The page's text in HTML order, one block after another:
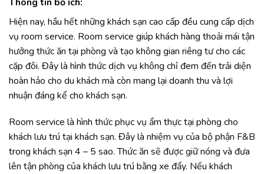
Hiện nay, hầu hết những khách sạn cao cấp đều cung cấp dịch
vụ room service. Room service giúp khách hàng thoải mái tận
hưởng thức ăn tại phòng và tạo không gian riêng tư cho các
cặp đôi. Đây là hình thức dịch vụ không chỉ đem đến trải diện
hoàn hảo cho du khách mà còn mang lại doanh thu và lợi
nhuận đáng kể cho khách sạn.
Room service là hình thức phục vụ ẩm thực tại phòng cho
khách lưu trú tại khách sạn. Đây là nhiệm vụ của bộ phận F&B
trong khách sạn 4 – 5 sao. Thức ăn sẽ được giữ nóng và đưa
lên tận phòng của khách lưu trú bằng xe đẩy. Nếu khách